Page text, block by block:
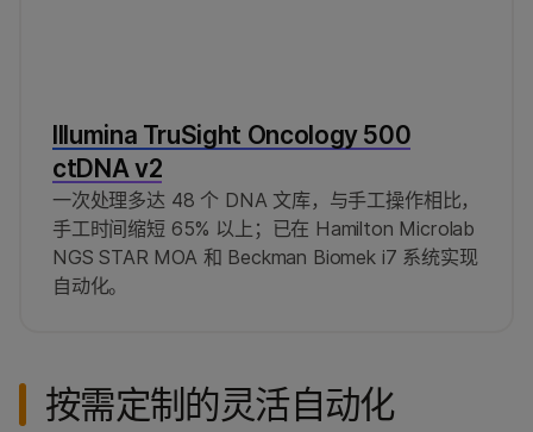
Illumina TruSight Oncology 500
ctDNA v2
一次处理多达 48 个 DNA 文库，与手工操作相比，
手工时间缩短 65% 以上；已在 Hamilton Microlab
NGS STAR MOA 和 Beckman Biomek i7 系统实现
自动化。
按需定制的灵活自动化